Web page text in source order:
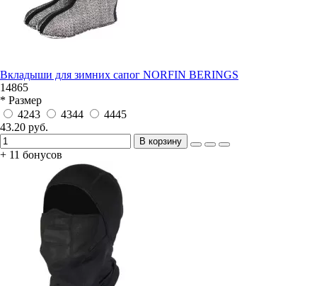
Вкладыши для зимних сапог NORFIN BERINGS
14865
* Размер
4243
4344
4445
43.20 руб.
В корзину
+ 11 бонусов